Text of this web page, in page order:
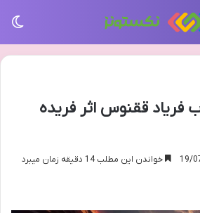
فریاد ققنوس اثر فریده
خواندن این مطلب 14 دقیقه زمان میبرد